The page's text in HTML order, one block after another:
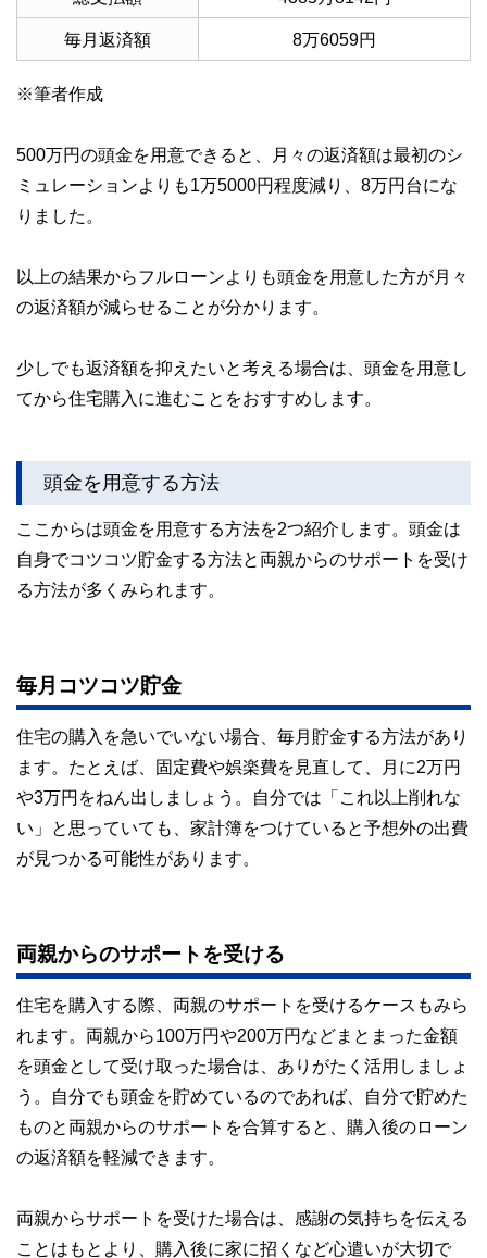
毎月返済額 8万6059円
※筆者作成
500万円の頭金を用意できると、月々の返済額は最初のシ
ミュレーションよりも1万5000円程度減り、8万円台にな
りました。
以上の結果からフルローンよりも頭金を用意した方が月々
の返済額が減らせることが分かります。
少しでも返済額を抑えたいと考える場合は、頭金を用意し
てから住宅購入に進むことをおすすめします。
頭金を用意する方法
ここからは頭金を用意する方法を2つ紹介します。頭金は
自身でコツコツ貯金する方法と両親からのサポートを受け
る方法が多くみられます。
毎月コツコツ貯金
住宅の購入を急いでいない場合、毎月貯金する方法があり
ます。たとえば、固定費や娯楽費を見直して、月に2万円
や3万円をねん出しましょう。自分では「これ以上削れな
い」と思っていても、家計簿をつけていると予想外の出費
が見つかる可能性があります。
両親からのサポートを受ける
住宅を購入する際、両親のサポートを受けるケースもみら
れます。両親から100万円や200万円などまとまった金額
を頭金として受け取った場合は、ありがたく活用しましょ
う。自分でも頭金を貯めているのであれば、自分で貯めた
ものと両親からのサポートを合算すると、購入後のローン
の返済額を軽減できます。
両親からサポートを受けた場合は、感謝の気持ちを伝える
ことはもとより、購入後に家に招くなど心遣いが大切で